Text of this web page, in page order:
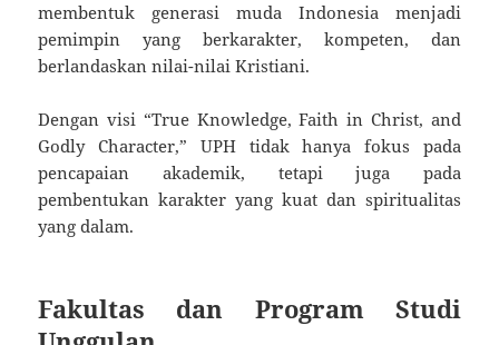
membentuk generasi muda Indonesia menjadi
pemimpin yang berkarakter, kompeten, dan
berlandaskan nilai-nilai Kristiani.
Dengan visi “True Knowledge, Faith in Christ, and
Godly Character,” UPH tidak hanya fokus pada
pencapaian akademik, tetapi juga pada
pembentukan karakter yang kuat dan spiritualitas
yang dalam.
Fakultas dan Program Studi